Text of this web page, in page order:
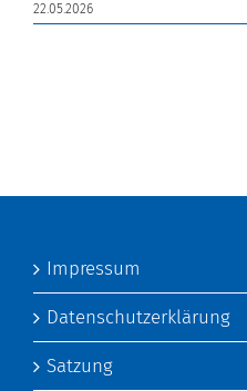
22.05.2026
Impressum
Datenschutzerklärung
Satzung